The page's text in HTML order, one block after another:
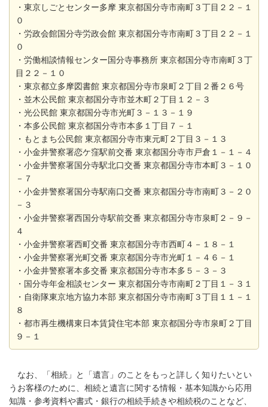
・東京しごとセンター多摩 東京都国分寺市南町３丁目２２－１
０
・労政会館国分寺労政会館 東京都国分寺市南町３丁目２２－１
０
・労働相談情報センター国分寺事務所 東京都国分寺市南町３丁
目２２－１０
・東京都立多摩図書館 東京都国分寺市泉町２丁目２番２６号
・並木公民館 東京都国分寺市並木町２丁目１２－３
・光公民館 東京都国分寺市光町３－１３－１９
・本多公民館 東京都国分寺市本多１丁目７－１
・もとまち公民館 東京都国分寺市東元町２丁目３－１３
・小金井警察署恋ケ窪駅前交番 東京都国分寺市戸倉１－１－４
・小金井警察署国分寺駅北口交番 東京都国分寺市本町３－１０
－７
・小金井警察署国分寺駅南口交番 東京都国分寺市南町３－２０
－３
・小金井警察署西国分寺駅前交番 東京都国分寺市泉町２－９－
４
・小金井警察署西町交番 東京都国分寺市西町４－１８－１
・小金井警察署光町交番 東京都国分寺市光町１－４６－１
・小金井警察署本多交番 東京都国分寺市本多５－３－３
・国分寺年金相談センター 東京都国分寺市南町２丁目１－３１
・自衛隊東京地方協力本部 東京都国分寺市南町３丁目１１－１
８
・都市再生機構東日本賃貸住宅本部 東京都国分寺市泉町２丁目
９－１
なお、「相続」と「遺言」のことをもっと詳しく知りたいとい
うお客様のために、相続と遺言に関する情報・基本知識から応用
知識・参考資料や書式・銀行の相続手続きや相続税のことなど、